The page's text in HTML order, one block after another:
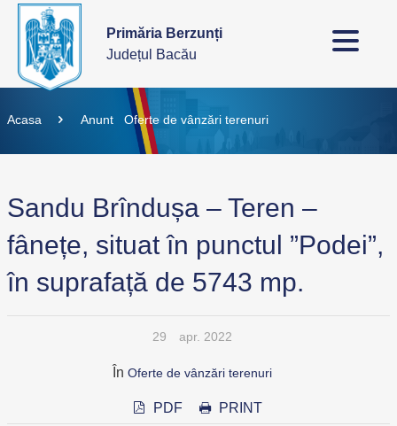
Primăria Berzunți
Județul Bacău
Acasa Anunt Oferte de vânzări terenuri
Sandu Brîndușa – Teren –
fânețe, situat în punctul ”Podei”,
în suprafață de 5743 mp.
29 apr. 2022
În Oferte de vânzări terenuri
PDF PRINT